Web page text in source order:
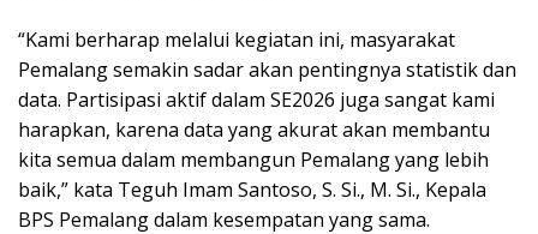
“Kami berharap melalui kegiatan ini, masyarakat
Pemalang semakin sadar akan pentingnya statistik dan
data. Partisipasi aktif dalam SE2026 juga sangat kami
harapkan, karena data yang akurat akan membantu
kita semua dalam membangun Pemalang yang lebih
baik,” kata Teguh Imam Santoso, S. Si., M. Si., Kepala
BPS Pemalang dalam kesempatan yang sama.